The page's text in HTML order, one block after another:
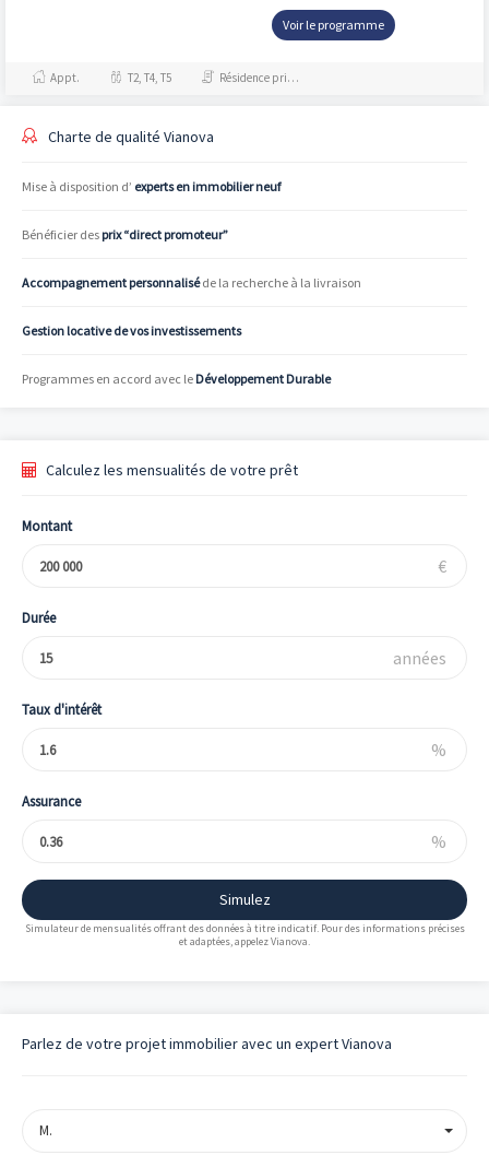
Voir le programme
Appt. T2, T4, T5 Résidence principale / PTZ, Investissement et Défiscalisation
Charte de qualité Vianova
Mise à disposition d’ experts en immobilier neuf
Bénéficier des prix “direct promoteur”
Accompagnement personnaliséde la recherche à la livraison
Gestion locative de vos investissements
Programmes en accord avec le Développement Durable
Calculez les mensualités de votre prêt
Montant
€
Durée
années
Taux d'intérêt
%
Assurance
%
Simulez
Simulateur de mensualités offrant des données à titre indicatif. Pour des informations précises
et adaptées, appelez Vianova.
Parlez de votre projet immobilier avec un expert Vianova
M.